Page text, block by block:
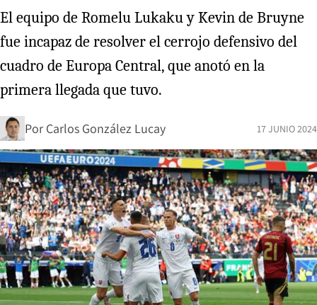
El equipo de Romelu Lukaku y Kevin de Bruyne
fue incapaz de resolver el cerrojo defensivo del
cuadro de Europa Central, que anotó en la
primera llegada que tuvo.
Por Carlos González Lucay 17 JUNIO 2024